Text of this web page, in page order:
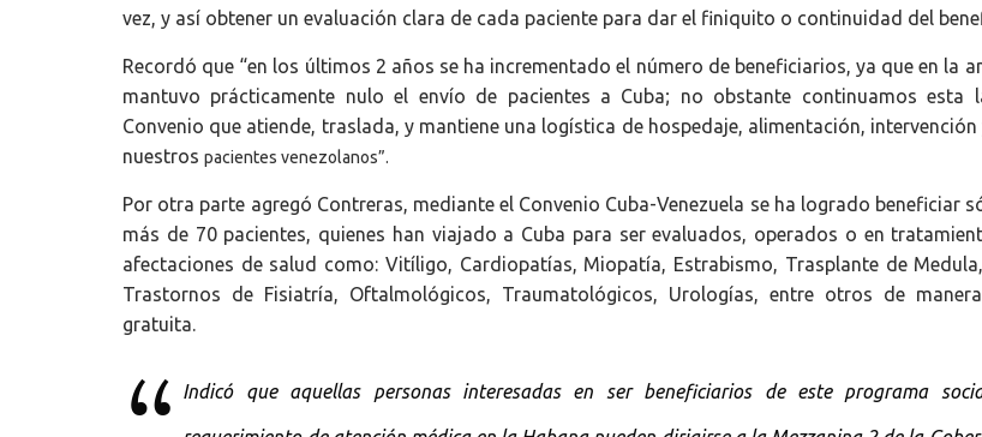
vez, y así obtener un evaluación clara de cada paciente para dar el finiquito o continuidad del
Recordó que “en los últimos 2 años se ha incrementado el número de beneficiarios, ya que en la
mantuvo prácticamente nulo el envío de pacientes a Cuba; no obstante continuamos esta
Convenio que atiende, traslada, y mantiene una logística de hospedaje, alimentación,
nuestros pacientes venezolanos”.
Por otra parte agregó Contreras, mediante el Convenio Cuba-Venezuela se ha logrado beneficiar
más de 70 pacientes, quienes han viajado a Cuba para ser evaluados, operados o en
afectaciones de salud como: Vitíligo, Cardiopatías, Miopatía, Estrabismo, Trasplante de
Trastornos de Fisiatría, Oftalmológicos, Traumatológicos, Urologías, entre otros de
gratuita.
Indicó que aquellas personas interesadas en ser beneficiarios de este programa